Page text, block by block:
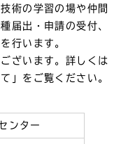
術の学習の場や仲間
届出・申請の受付、
行います。
ざいます。詳しくは
」をご覧ください。
ンター